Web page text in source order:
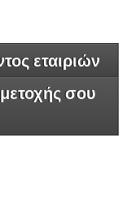
εταιριών
σου